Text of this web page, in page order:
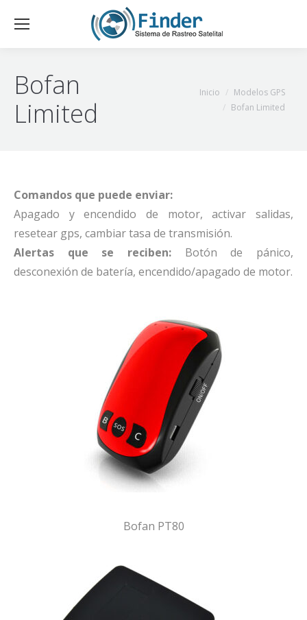
Bofan
Limited
Estás aquí:Inicio
Modelos GPS
Bofan Limited
Comandos que puede enviar:
Apagado y encendido de motor, activar salidas,
resetear gps, cambiar tasa de transmisión.
Alertas que se reciben: Botón de pánico,
desconexión de batería, encendido/apagado de motor.
Bofan PT80